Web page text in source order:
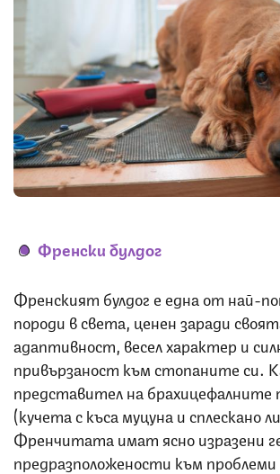
Френски булдог
Френският булдог е една от най-
породи в света, ценен заради
адаптивност, весел характер и
привързаност към стопаните си.
представител на брахицефалните
(кучета с къса муцуна и сплескано
Френчитата имат ясно изразени
предразположености към